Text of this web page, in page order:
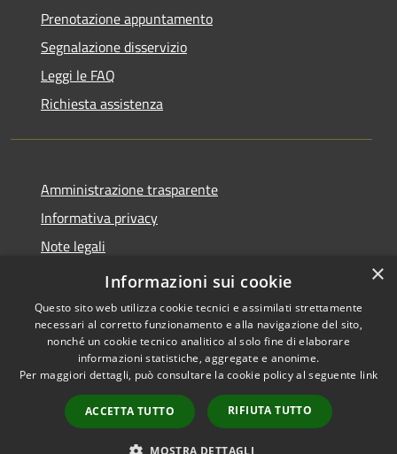
Prenotazione appuntamento
Segnalazione disservizio
Leggi le FAQ
Richiesta assistenza
Amministrazione trasparente
Informativa privacy
Note legali
Dichiarazione di accessibilità
Accessibilità
Copyright © 2026 • Comune di
Vestignè • Powered by
Municipium•
Accesso
redazione
×
Informazioni sui cookie
Questo sito web utilizza cookie tecnici e assimilati strettamente
necessari al corretto funzionamento e alla navigazione del sito,
nonché un cookie tecnico analitico al solo fine di elaborare
informazioni statistiche, aggregate e anonime.
Per maggiori dettagli, può consultare la cookie policy al seguente link
ACCETTA TUTTO RIFIUTA TUTTO
MOSTRA DETTAGLI